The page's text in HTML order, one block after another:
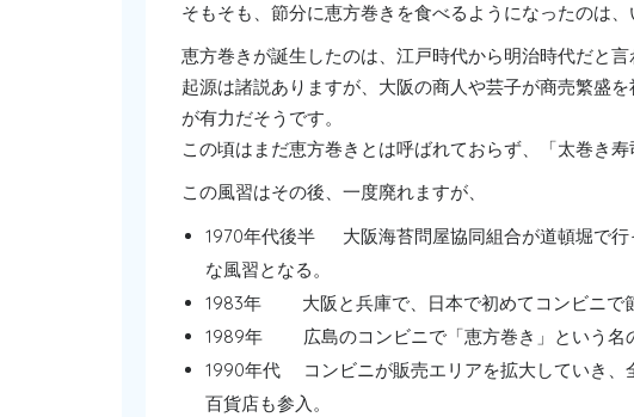
そもそも、節分に恵方巻きを食べるようになったのは
恵方巻きが誕生したのは、江戸時代から明治時代だと言
起源は諸説ありますが、大阪の商人や芸子が商売繁盛
が有力だそうです。
この頃はまだ恵方巻きとは呼ばれておらず、「太巻き
この風習はその後、一度廃れますが、
1970年代後半 大阪海苔問屋協同組合が道頓堀で行
な風習となる。
1983年 大阪と兵庫で、日本で初めてコンビニで節
1989年 広島のコンビニで「恵方巻き」という名の
1990年代 コンビニが販売エリアを拡大していき、
百貨店も参入。